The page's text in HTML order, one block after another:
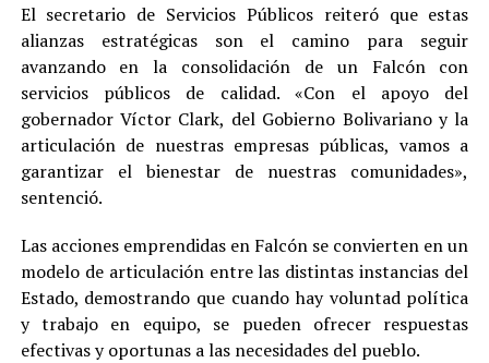
El secretario de Servicios Públicos reiteró que estas
alianzas estratégicas son el camino para seguir
avanzando en la consolidación de un Falcón con
servicios públicos de calidad. «Con el apoyo del
gobernador Víctor Clark, del Gobierno Bolivariano y la
articulación de nuestras empresas públicas, vamos a
garantizar el bienestar de nuestras comunidades»,
sentenció.
Las acciones emprendidas en Falcón se convierten en un
modelo de articulación entre las distintas instancias del
Estado, demostrando que cuando hay voluntad política
y trabajo en equipo, se pueden ofrecer respuestas
efectivas y oportunas a las necesidades del pueblo.